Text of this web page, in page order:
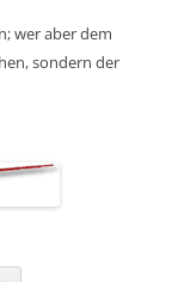
wer aber dem
sondern der